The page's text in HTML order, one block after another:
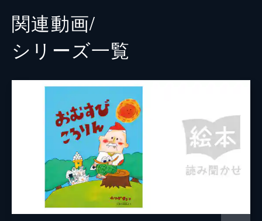
関連動画/
シリーズ⼀覧